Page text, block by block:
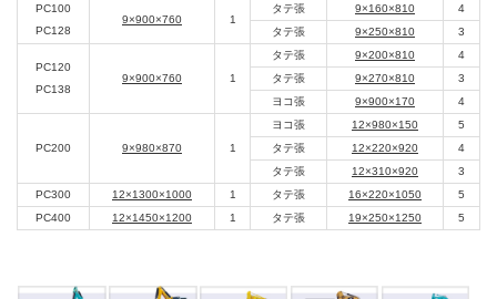
PC100
PC128
9×900×760 1
タテ張 9×160×810
4
タテ張
9×250×810 3
PC120
PC138
9×900×760 1
タテ張 9×200×810
4
タテ張
9×270×810
3
ヨコ張
9×900×170 4
PC200 9×980×870 1
ヨコ張 12×980×150
5
タテ張
12×220×920
4
タテ張
12×310×920
3
PC300
12×1300×1000 1 タテ張 16×220×1050
5
PC400
12×1450×1200 1 タテ張 19×250×1250 5